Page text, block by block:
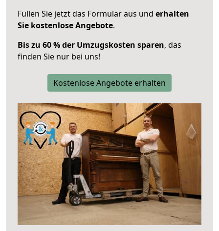
Füllen Sie jetzt das Formular aus und erhalten
Sie kostenlose Angebote.
Bis zu 60 % der Umzugskosten sparen, das
finden Sie nur bei uns!
Kostenlose Angebote erhalten